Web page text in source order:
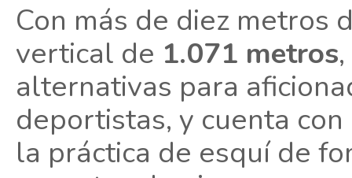
Con más de diez metros
vertical de 1.071 metros
alternativas para
deportistas, y cuenta
la práctica de esquí de